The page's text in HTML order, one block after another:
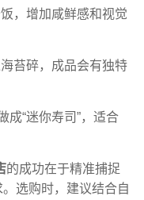
，增加咸鲜感和视觉
苔碎，成品会有独特
成“迷你寿司”，适合
的成功在于精准捕捉
。选购时，建议结合自